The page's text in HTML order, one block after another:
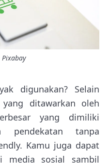
Pixabay
digunakan? Selain
ditawarkan oleh
yang dimiliki
tanpa
Kamu juga dapat
media sosial sambil